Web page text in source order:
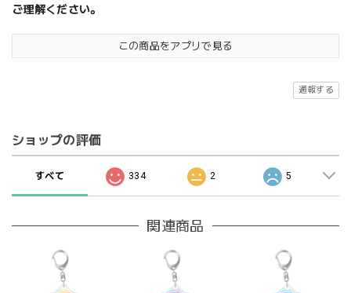
ご理解ください。
この商品をアプリで見る
通報する
ショップの評価
すべて 334 2 5
関連商品